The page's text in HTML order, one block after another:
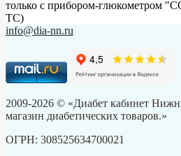
только с прибором-глюкометром
ТС)
info@dia-nn.ru
2009-2026 © «Диабет кабинет
магазин диабетических товаров.»
ОГРН: 308525634700021